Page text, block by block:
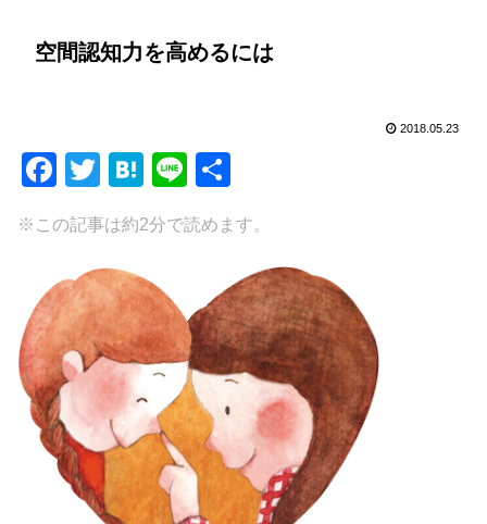
空間認知力を高めるには
2018.05.23
F
c
e
b
o
o
k
T
tt
er
H
e
n
a
Li
e
※この記事は約2分で読めます。